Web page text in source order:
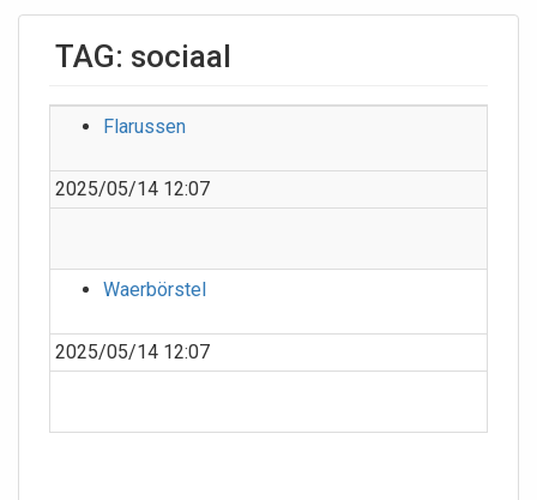
TAG: sociaal
Flarussen
2025/05/14 12:07
Waerbörstel
2025/05/14 12:07